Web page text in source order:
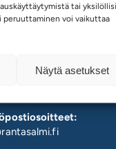
tai
peruuttaminen voi vaikuttaa
Näytä asetukset
vaihde: